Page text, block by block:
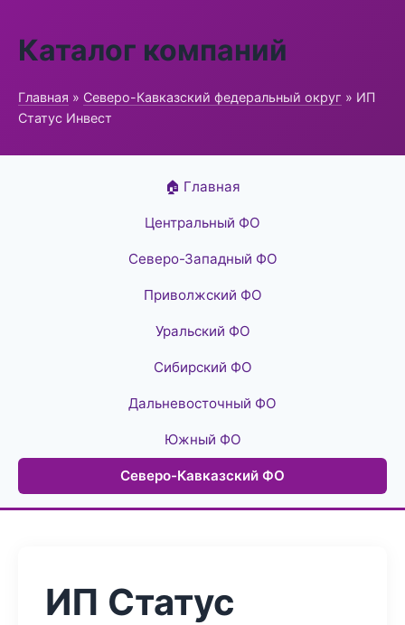
Каталог компаний
Главная » Северо-Кавказский федеральный округ » ИП
Статус Инвест
🏠 Главная
Центральный ФО
Северо-Западный ФО
Приволжский ФО
Уральский ФО
Сибирский ФО
Дальневосточный ФО
Южный ФО
Северо-Кавказский ФО
ИП Статус